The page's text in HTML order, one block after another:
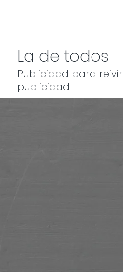
La de todos
Publicidad para
publicidad.